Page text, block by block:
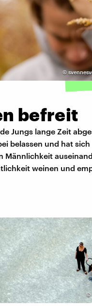
©
befreit
Jungs lange Zeit
belassen und hat
Männlichkeit
weinen und
©